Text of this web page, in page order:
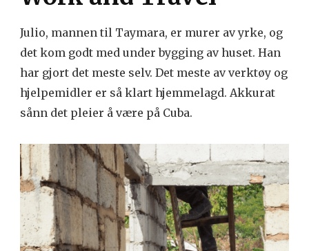
Julio, mannen til Taymara, er murer av yrke, og
det kom godt med under bygging av huset. Han
har gjort det meste selv. Det meste av verktøy og
hjelpemidler er så klart hjemmelagd. Akkurat
sånn det pleier å være på Cuba.